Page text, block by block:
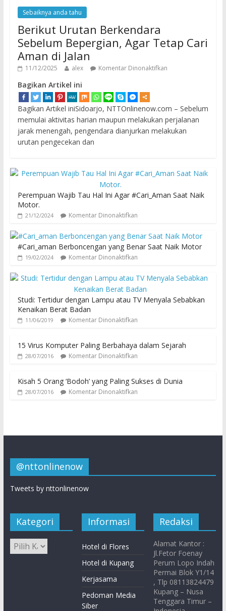
Sebaiknya anda tahu
Berikut Urutan Berkendara
Sebelum Bepergian, Agar Tetap Cari
Aman di Jalan
11/12/2025 alex Komentar Dinonaktifkan
Bagikan Artikel ini
Bagikan Artikel iniSidoarjo, NTTOnlinenow.com – Sebelum
memulai aktivitas harian maupun melakukan perjalanan
jarak menengah, pengendara dianjurkan melakukan
urutan pengecekan dan
Perempuan Wajib Tau Hal Ini Agar #Cari_Aman Saat Naik
Motor.
21/12/2024 Komentar Dinonaktifkan
#Cari_aman Berboncengan yang Benar Saat Naik Motor
19/02/2024 Komentar Dinonaktifkan
Studi: Tertidur dengan Lampu atau TV Menyala Sebabkan
Kenaikan Berat Badan
11/06/2019 Komentar Dinonaktifkan
15 Virus Komputer Paling Berbahaya dalam Sejarah
28/07/2016 Komentar Dinonaktifkan
Kisah 5 Orang ‘Bodoh’ yang Paling Sukses di Dunia
28/07/2016 Komentar Dinonaktifkan
@nttonlinenow
Tweets by nttonlinenow
Kategori Informasi
Hotel di Flores
Hotel di Kupang
Kerjasama
Pedoman Media
Siber
Redaksi
Alamat Kantor :
Jl.Fetor Foenay
Perum Lopo Indah
Permai Blok Y1/14
, Tlp 08113824479
Kupang – Nusa
Tenggara Timur –